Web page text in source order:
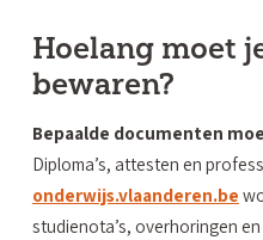
Hoelang moet
bewaren?
Bepaalde documenten
Diploma’s, attesten en
onderwijs.vlaanderen.be
studienota’s, overhoringen